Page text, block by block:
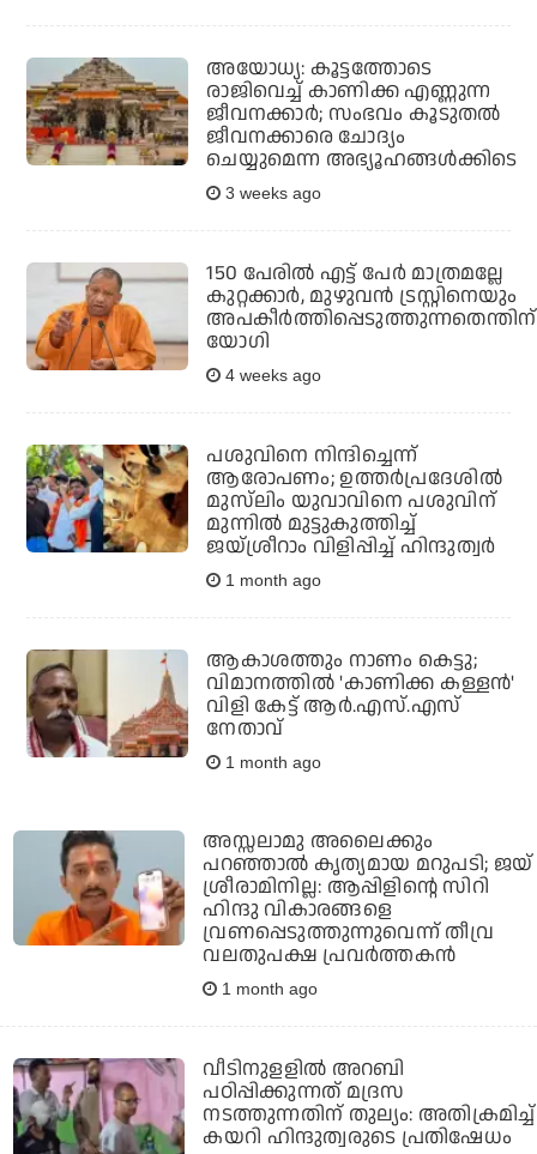
അയോധ്യ: കൂട്ടത്തോടെ
രാജിവെച്ച് കാണിക്ക എണ്ണുന്ന
ജീവനക്കാര്‍; സംഭവം കൂടുതല്‍
ജീവനക്കാരെ ചോദ്യം
ചെയ്യുമെന്ന അഭ്യൂഹങ്ങള്‍ക്കിടെ
3 weeks ago
150 പേരില്‍ എട്ട് പേര്‍ മാത്രമല്ലേ
കുറ്റക്കാര്‍, മുഴുവന്‍ ട്രസ്റ്റിനെയും
യോഗി
4 weeks ago
പശുവിനെ നിന്ദിച്ചെന്ന്
ആരോപണം; ഉത്തര്‍പ്രദേശില്‍
മുസ്‌ലിം യുവാവിനെ പശുവിന്
മുന്നില്‍ മുട്ടുകുത്തിച്ച്
ജയ്ശ്രീറാം വിളിപ്പിച്ച് ഹിന്ദുത്വര്‍
1 month ago
ആകാശത്തും നാണം കെട്ടു;
വിമാനത്തില്‍ 'കാണിക്ക കള്ളന്‍'
വിളി കേട്ട് ആര്‍.എസ്.എസ്
നേതാവ്
1 month ago
അസ്സലാമു അലൈക്കും
പറഞ്ഞാല്‍ കൃത്യമായ മറുപടി; ജയ്
ശ്രീരാമിനില്ല: ആപ്പിളിന്റെ സിറി
ഹിന്ദു വികാരങ്ങളെ
വ്രണപ്പെടുത്തുന്നുവെന്ന് തീവ്ര
വലതുപക്ഷ പ്രവര്‍ത്തകന്‍
1 month ago
വീടിനുളളില്‍ അറബി
പഠിപ്പിക്കുന്നത് മദ്രസ
നടത്തുന്നതിന് തുല്യം: അതിക്രമിച്ച്
കയറി ഹിന്ദുത്വരുടെ പ്രതിഷേധം